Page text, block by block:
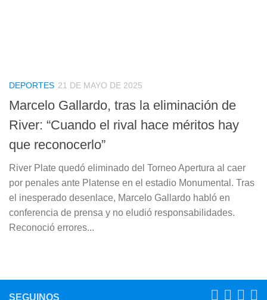
DEPORTES 21 DE MAYO DE 2025
Marcelo Gallardo, tras la eliminación de
River: “Cuando el rival hace méritos hay
que reconocerlo”
River Plate quedó eliminado del Torneo Apertura al caer
por penales ante Platense en el estadio Monumental. Tras
el inesperado desenlace, Marcelo Gallardo habló en
conferencia de prensa y no eludió responsabilidades.
Reconoció errores...
SEGUINOS